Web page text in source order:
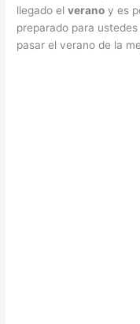
llegado elverano y es
preparado para
pasar el verano de la